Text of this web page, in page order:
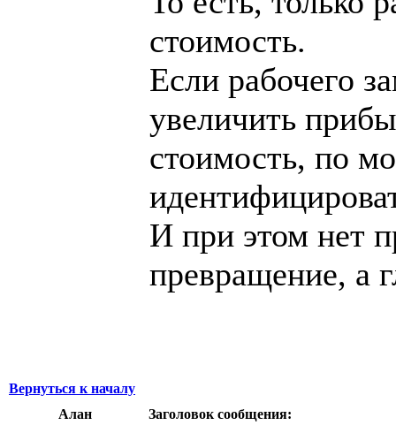
стоимость.
Если рабочего
увеличить
стоимость, по
И при этом нет
превращение, а
Вернуться к началу
Алан
Заголовок сообщения: